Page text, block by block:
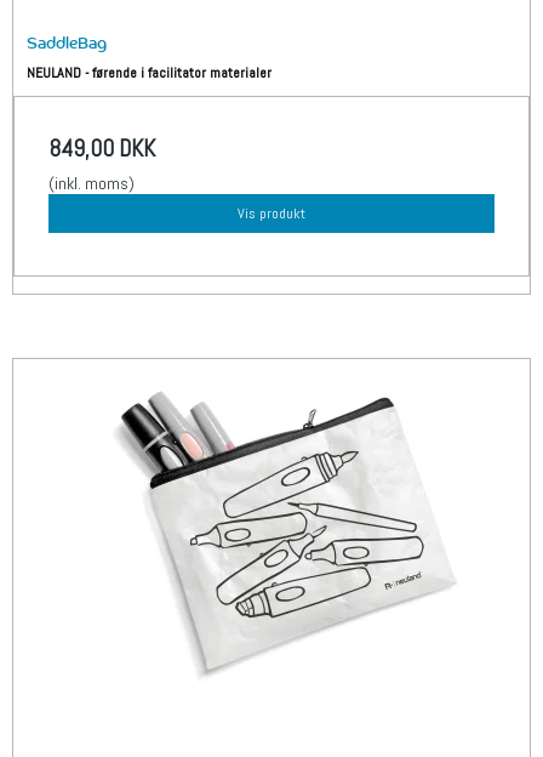
SaddleBag
NEULAND - førende i facilitator materialer
849,00 DKK
(inkl. moms)
Vis produkt